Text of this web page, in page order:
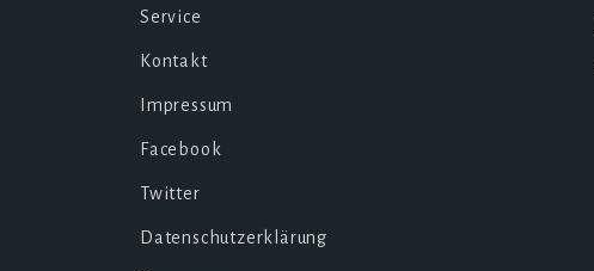
Service
Kontakt
Impressum
Facebook
Twitter
Datenschutzerklärung